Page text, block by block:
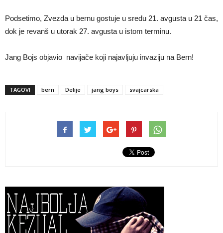
Podsetimo, Zvezda u bernu gostuje u sredu 21. avgusta u 21 čas,
dok je revanš u utorak 27. avgusta u istom terminu.
Jang Bojs objavio navijače koji najavljuju invaziju na Bern!
TAGOVI bern Delije jang boys svajcarska